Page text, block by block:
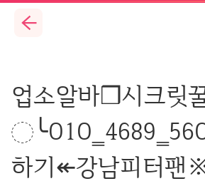
업소알바❒시크릿
하기↞강남피터팬